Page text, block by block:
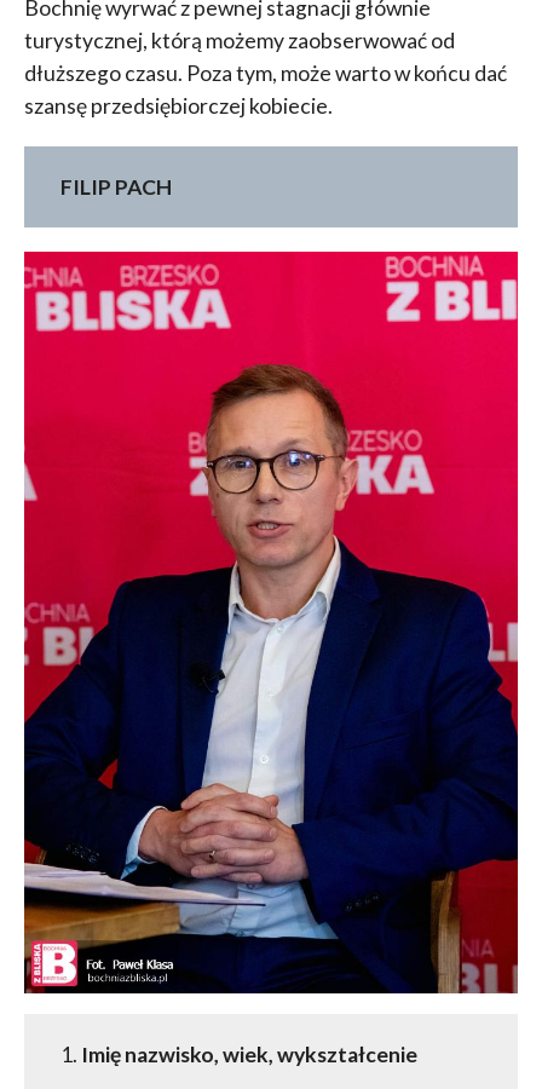
Bochnię wyrwać z pewnej stagnacji głównie
turystycznej, którą możemy zaobserwować od
dłuższego czasu. Poza tym, może warto w końcu dać
szansę przedsiębiorczej kobiecie.
FILIP PACH
1. Imię nazwisko, wiek, wykształcenie